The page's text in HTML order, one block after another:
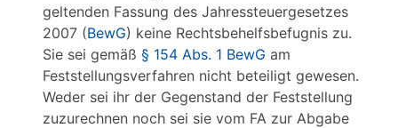
geltenden Fassung des Jahressteuergesetzes
2007 (BewG) keine Rechtsbehelfsbefugnis zu.
Sie sei gemäß § 154 Abs. 1 BewG am
Feststellungsverfahren nicht beteiligt gewesen.
Weder sei ihr der Gegenstand der Feststellung
zuzurechnen noch sei sie vom FA zur Abgabe